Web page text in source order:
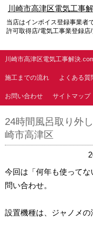
川崎市高津区電気工事
当店はインボイス登録事業
許可取得店/電気工事業登録
川崎市高津区電気工事解決
施工までの流れ よくある質
お問い合わせ サイトマップ
24時間風呂取り外
崎市高津区
今回は「何年も使って
問い合わせ。
設置機種は、ジャノメの